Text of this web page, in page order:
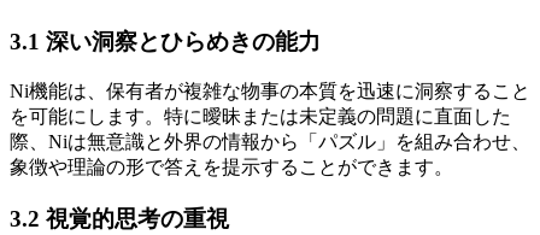
3.1 深い洞察とひらめきの能力
Ni機能は、保有者が複雑な物事の本質を迅速に洞察すること
を可能にします。特に曖昧または未定義の問題に直面した
際、Niは無意識と外界の情報から「パズル」を組み合わせ、
象徴や理論の形で答えを提示することができます。
3.2 視覚的思考の重視